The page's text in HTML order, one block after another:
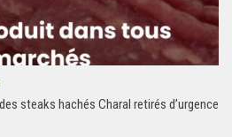
steaks hachés Charal retirés d’urgence